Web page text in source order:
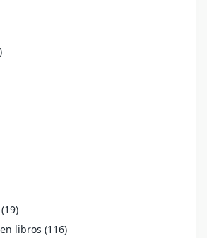
(19)
libros (116)